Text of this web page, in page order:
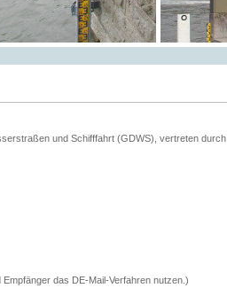
und Schifffahrt (GDWS), vertreten durch
das DE-Mail-Verfahren nutzen.)